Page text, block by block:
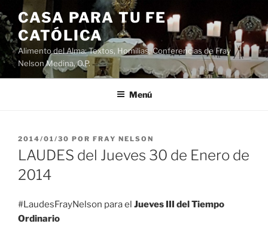
Saltar
al
contenido
CASA PARA TU FE
CATÓLICA
Alimento del Alma: Textos, Homilias, Conferencias de Fray
Nelson Medina, O.P.
Menú
PUBLICADO
EL
2014/01/30 POR FRAY NELSON
LAUDES del Jueves 30 de Enero de
2014
#LaudesFrayNelson para el Jueves III del Tiempo
Ordinario